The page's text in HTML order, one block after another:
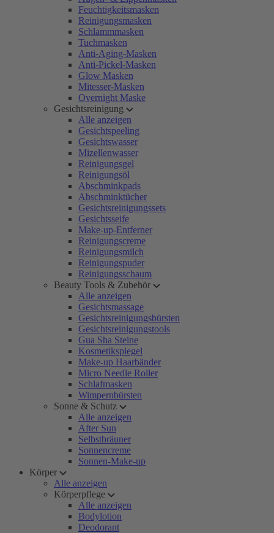
Feuchtigkeitsmasken
Reinigungsmasken
Schlammmasken
Tuchmasken
Anti-Aging-Masken
Anti-Pickel-Masken
Glow Masken
Mitesser-Masken
Overnight Maske
Gesichtsreinigung
Alle anzeigen
Gesichtspeeling
Gesichtswasser
Mizellenwasser
Reinigungsgel
Reinigungsöl
Abschminkpads
Abschminktücher
Gesichtsreinigungssets
Gesichtsseife
Make-up-Entferner
Reinigungscreme
Reinigungsmilch
Reinigungspuder
Reinigungsschaum
Beauty Tools & Zubehör
Alle anzeigen
Gesichtsmassage
Gesichtsreinigungsbürsten
Gesichtsreinigungstools
Gua Sha Steine
Kosmetikspiegel
Make-up Haarbänder
Micro Needle Roller
Schlafmasken
Wimpernbürsten
Sonne & Schutz
Alle anzeigen
After Sun
Selbstbräuner
Sonnencreme
Sonnen-Make-up
Körper
Alle anzeigen
Körperpflege
Alle anzeigen
Bodylotion
Deodorant